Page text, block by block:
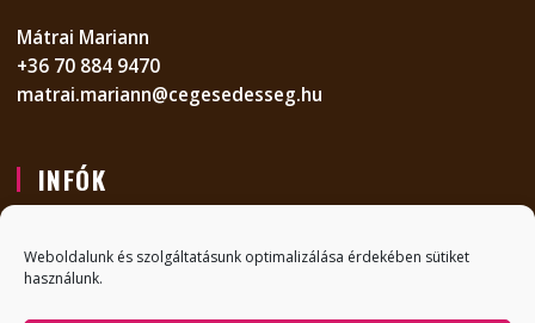
Weboldalunk és szolgáltatásunk optimalizálása érdekében sütiket
használunk.
Mátrai Mariann
+36 70 884 9470
matrai.mariann@cegesedesseg.hu
INFÓK
GYIK